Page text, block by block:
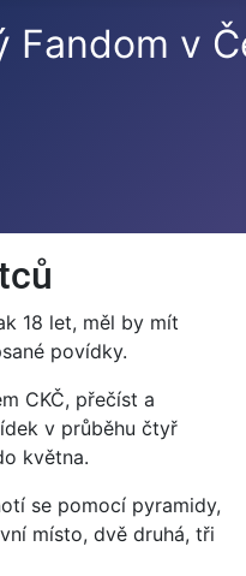
Fandom v
18 let, měl by mít
povídky.
CKČ, přečíst a
v průběhu čtyř
května.
se pomocí pyramidy,
místo, dvě druhá, tři